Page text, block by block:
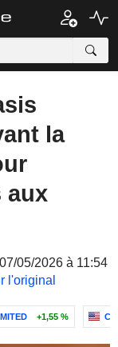
la
aux
05/2026 à 11:54
l'original
+1,55 %